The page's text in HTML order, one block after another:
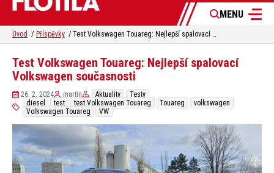
MENU
Úvod Příspěvky Test Volkswagen Touareg: Nejlepší spalovací Volkswagen současnosti
Test Volkswagen Touareg: Nejlepší spalovací
Volkswagen současnosti
26. 2. 2024 martin Aktuality
Testy
diesel
test test Volkswagen Touareg Touareg
volkswagen
Volkswagen Touareg
VW